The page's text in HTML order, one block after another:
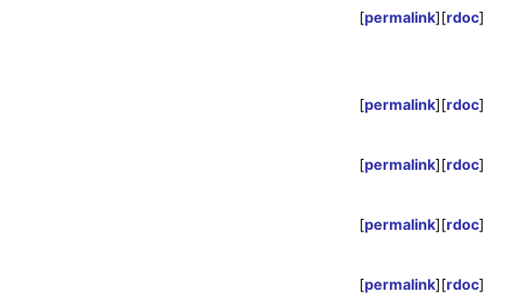
[permalink][rdoc]
[permalink][rdoc]
[permalink][rdoc]
[permalink][rdoc]
[permalink][rdoc]